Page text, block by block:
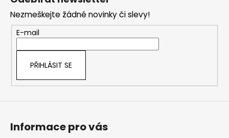
Nezmeškejte žádné novinky či slevy!
E-mail
PŘIHLÁSIT SE
Informace pro vás